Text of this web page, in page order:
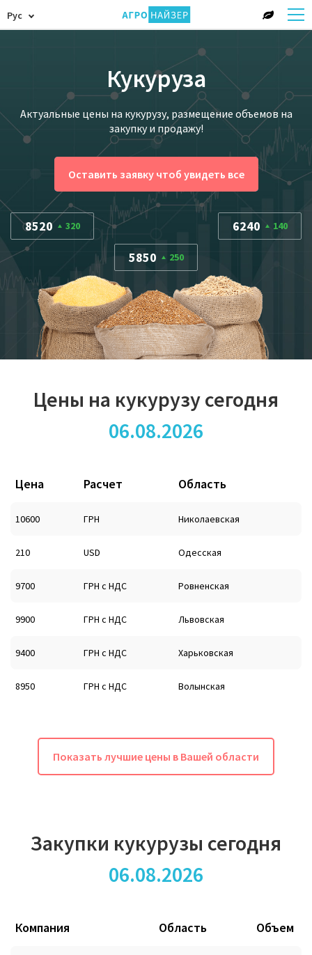
Рус
Кукуруза
Актуальные цены на кукурузу, размещение объемов на
закупку и продажу!
Оставить заявку чтоб увидеть все
8520 320
5850 250
6240 140
Цены на кукурузу сегодня
06.08.2026
Цена Расчет Область
10600 ГРН Николаевская
210 USD Одесская
9700 ГРН с НДС Ровненская
9900 ГРН с НДС Львовская
9400 ГРН с НДС Харьковская
8950 ГРН с НДС Волынская
Показать лучшие цены в Вашей области
Закупки кукурузы сегодня
06.08.2026
Компания Область Объем